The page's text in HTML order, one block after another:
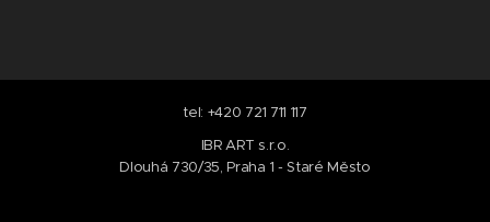
tel: +420 721 711 117
IBR ART s.r.o.
Dlouhá 730/35, Praha 1 - Staré Město